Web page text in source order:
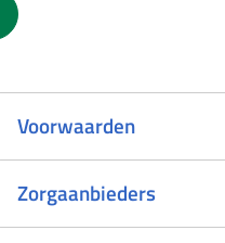
Voorwaarden
Zorgaanbieders